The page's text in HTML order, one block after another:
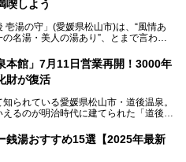
空間。泉質も温度もバリエーション豊
してお届けします。読めばきっと、行
いなし！
喫しよう
壱湯の守」(愛媛県松山市)は、“風情あ
名湯・美人の湯あり”、とまで言われ
から隔離された非日常感を味わえま
泉ライターである筆者自ら宿泊し、名
の湯」の全浴槽をご紹介。また、パブ
ます！
本館」7月11日営業再開！3000年
財が復活
られている愛媛県松山市・道後温泉。
るのが明治時代に建てられた「道後温
終わり、いよいよ2024年7月11日から
ます。
銭湯おすすめ15選【2025年最新